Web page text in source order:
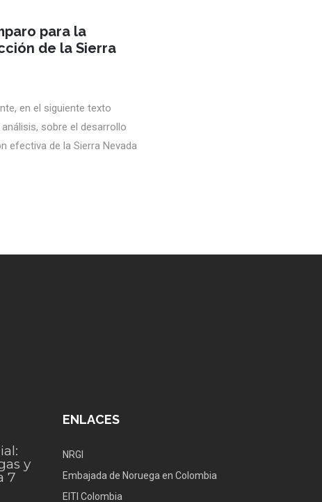
para la
de la Sierra
en el siguiente texto
sobre el desarrollo
efectiva de la Sierra Nevada
y
7
ENLACES
NRGI
Embajada de Noruega en Colombia
EITI Colombia